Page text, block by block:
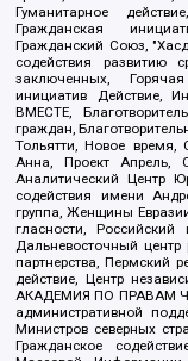
Гуманитарное
Гражданская
Гражданский Союз,
содействия развитию
заключенных,
инициатив Действие,
ВМЕСТЕ,
граждан,
Тольятти, Новое время,
Анна, Проект Апрель,
Аналитический Центр
содействия имени
группа, Женщины
гласности,
Дальневосточный
партнерства, Пермский
действие, Центр
АКАДЕМИЯ ПО ПРАВАМ
административной
Министров северных
Гражданское